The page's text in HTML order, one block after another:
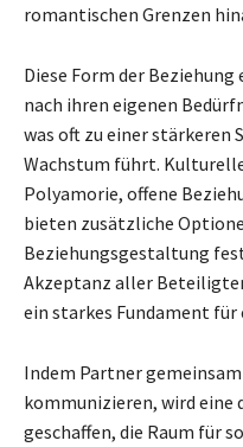
romantischen Grenzen
Diese Form der
nach ihren eigenen
was oft zu einer stärkeren
Wachstum führt.
Polyamorie, offene
bieten zusätzliche
Beziehungsgestaltung
Akzeptanz aller
ein starkes Fundament
Indem Partner
kommunizieren, wird eine
geschaffen, die Raum für